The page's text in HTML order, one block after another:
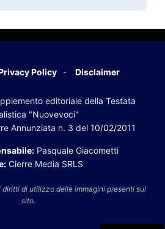
Policy Disclaimer
editoriale della Testata
"Nuovevoci"
Annunziata n. 3 del 10/02/2011
Pasquale Giacometti
Cierre Media SRLS
diritti di utilizzo delle immagini presenti sul
sito.